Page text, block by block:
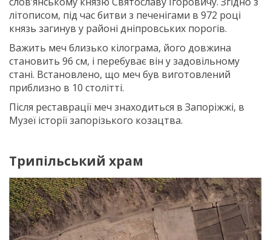
літописом, під час битви з печенігами в 972 році
князь загинув у районі дніпровських порогів.
Важить меч близько кілограма, його довжина
становить 96 см, і перебуває він у задовільному
стані. Встановлено, що меч був виготовлений
приблизно в 10 столітті.
Після реставрації меч знаходиться в Запоріжжі, в
Музеї історії запорізького козацтва.
Трипільський храм